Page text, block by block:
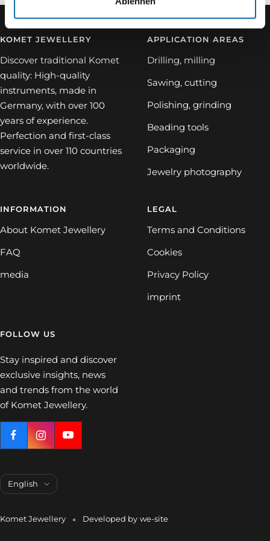
KOMET JEWELLERY
Discover traditional Komet
quality: High-quality
instruments, made in
Germany, with over 100
years of experience.
Perfection and first-class
service in over 110 countries
worldwide.
APPLICATION AREAS
Drilling, milling
Sawing, cutting
Polishing, grinding
Beading tools
Packaging
Jewelry photography
INFORMATION
About Komet Jewellery
FAQ
media
LEGAL
Terms and Conditions
Cookies
Privacy Policy
imprint
FOLLOW US
Stay inspired and discover
exclusive insights, news
and trends from the world
of Komet Jewellery.
Language
English
Komet Jewellery Developed by we-site